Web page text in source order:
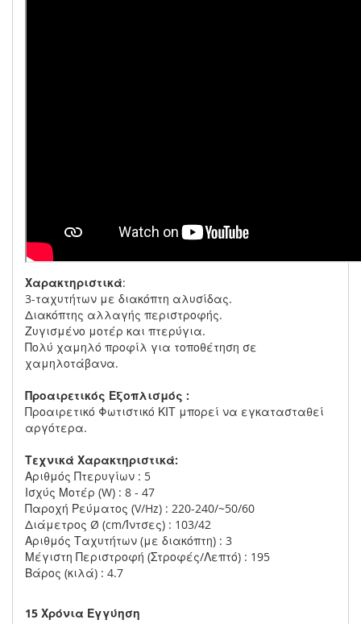
Χαρακτηριστικά:
3-ταχυτήτων με διακόπτη αλυσίδας.
Διακόπτης αλλαγής περιστροφής.
Ζυγισμένο μοτέρ και πτερύγια.
Πολύ χαμηλό προφίλ για τοποθέτηση σε
χαμηλοτάβανα.
Προαιρετικός Εξοπλισμός :
Προαιρετικό Φωτιστικό ΚΙΤ μπορεί να εγκατασταθεί
αργότερα.
Τεχνικά Χαρακτηριστικά:
Αριθμός Πτερυγίων : 5
Ισχύς Μοτέρ (W) : 8 - 47
Παροχή Ρεύματος (V/Hz) : 220-240/~50/60
Διάμετρος Ø (cm/Ίντσες) : 103/42
Αριθμός Ταχυτήτων (με διακόπτη) : 3
Μέγιστη Περιστροφή (Στροφές/Λεπτό) : 195
Βάρος (κιλά) : 4.7
15 Χρόνια Εγγύηση